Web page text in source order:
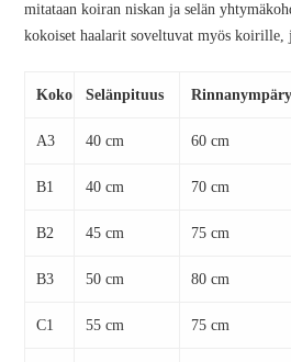
mitataan koiran niskan ja selän
kokoiset haalarit soveltuvat myös
Koko Selänpituus
A3 40 cm 60 cm
B1 40 cm 70 cm
B2 45 cm 75 cm
B3 50 cm 80 cm
C1 55 cm 75 cm